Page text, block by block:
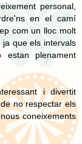
personal,
en el camí
com un lloc molt
que els intervals
plenament
i divertit
no respectar els
coneixements